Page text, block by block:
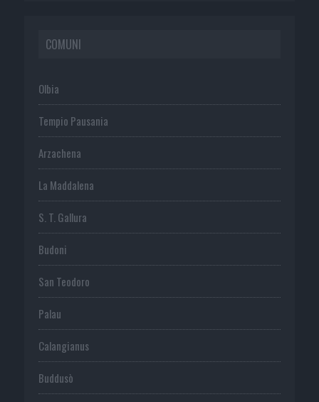
COMUNI
Olbia
Tempio Pausania
Arzachena
La Maddalena
S. T. Gallura
Budoni
San Teodoro
Palau
Calangianus
Buddusò